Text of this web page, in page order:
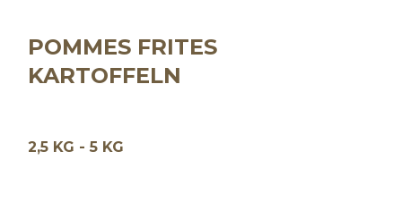
POMMES FRITES
KARTOFFELN
2,5 KG - 5 KG